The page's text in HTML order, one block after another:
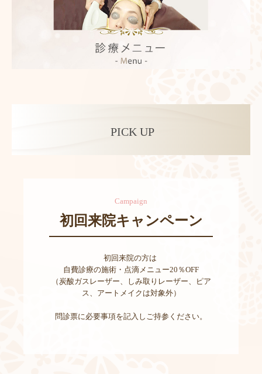
PICK UP
Campaign
初回来院キャンペーン
初回来院の方は
自費診療の施術・点滴メニュー20％OFF
（炭酸ガスレーザー、しみ取りレーザー、ピア
ス、アートメイクは対象外）
問診票に必要事項を記入しご持参ください。